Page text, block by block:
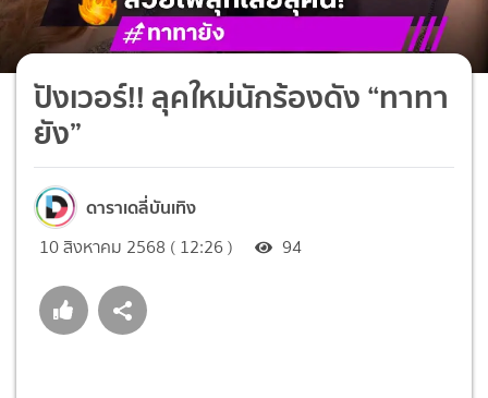
ปังเวอร์!! ลุคใหม่นักร้องดัง “ทาทา
ยัง”
ดาราเดลี่บันเทิง
10 สิงหาคม 2568 ( 12:26 ) 94